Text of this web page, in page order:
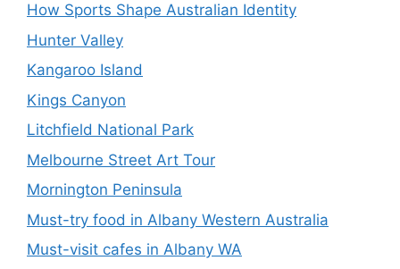
How Sports Shape Australian Identity
Hunter Valley
Kangaroo Island
Kings Canyon
Litchfield National Park
Melbourne Street Art Tour
Mornington Peninsula
Must-try food in Albany Western Australia
Must-visit cafes in Albany WA